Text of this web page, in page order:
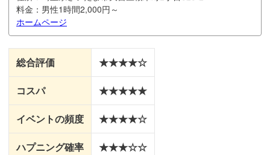
料金： 男性1時間2,000円～
ホームページ
総合評価 ★★★★☆
コスパ ★★★★★
イベントの頻度 ★★★★☆
ハプニング確率 ★★★☆☆